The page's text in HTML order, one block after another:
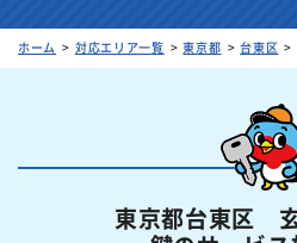
ホーム 対応エリア一覧 東京都 台東区
東京都台東区